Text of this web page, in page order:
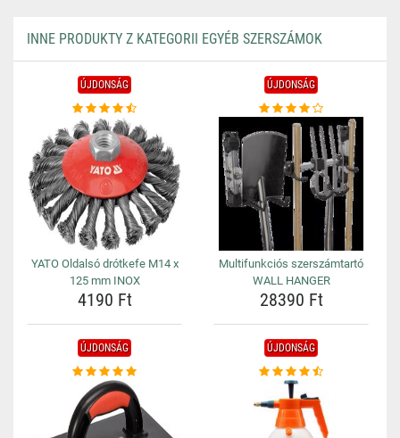
INNE PRODUKTY Z KATEGORII EGYÉB SZERSZÁMOK
ÚJDONSÁG
YATO Oldalsó drótkefe M14 x
125 mm INOX
4190 Ft
ÚJDONSÁG
Multifunkciós szerszámtartó
WALL HANGER
28390 Ft
ÚJDONSÁG ÚJDONSÁG